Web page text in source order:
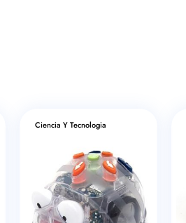
Ciencia Y Tecnologia